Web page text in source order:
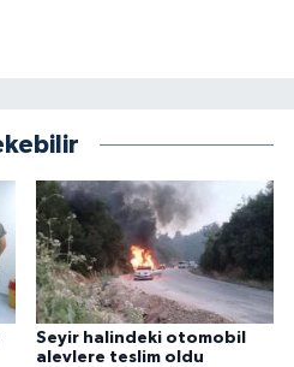
Seyir halindeki otomobil
alevlere teslim oldu